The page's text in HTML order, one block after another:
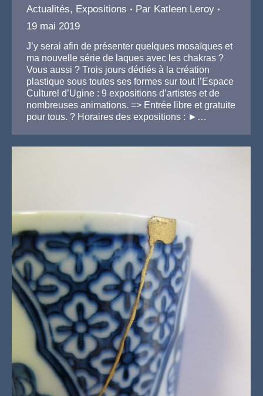
Actualités, Expositions Par Katleen Leroy
19 mai 2019
J’y serai afin de présenter quelques mosaïques et
ma nouvelle série de laques avec les chakras ?
Vous aussi ? Trois jours dédiés à la création
plastique sous toutes ses formes sur tout l’Espace
Culturel d’Ugine : 9 expositions d’artistes et de
nombreuses animations. => Entrée libre et gratuite
pour tous. ? Horaires des expositions : ►…